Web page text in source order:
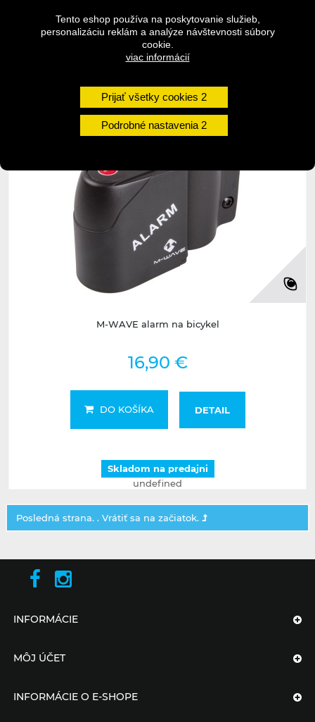
Tento eshop používa na poskytovanie služieb,
personalizáciu reklám a analýze návštevnosti súbory
cookie.
viac informácií
Prijať všetky cookies
Podrobné nastavenia
DETAIL
undefined
DETAIL
M-WAVE alarm na bicykel
16,90 €
DO KOŠÍKA DETAIL
Skladom na predajni
undefined
Posledná strana. . Vrátiť sa na začiatok.
INFORMÁCIE
MÔJ ÚČET
INFORMÁCIE O E-SHOPE